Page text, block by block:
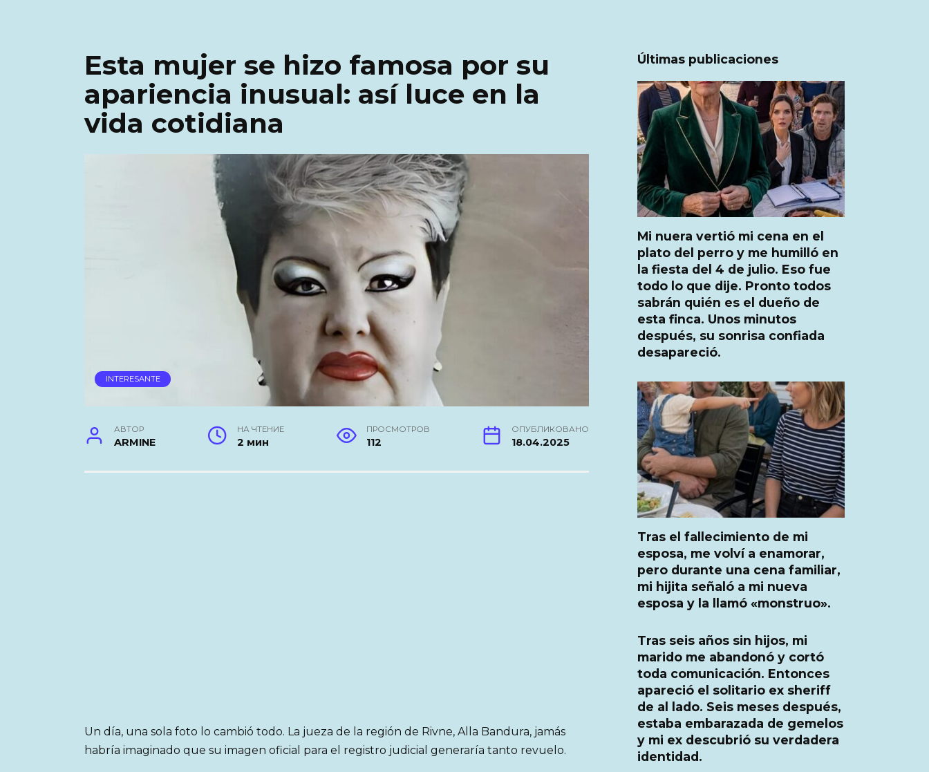
Esta mujer se hizo famosa por su
apariencia inusual: así luce en la
vida cotidiana
INTERESANTE
АВТОР
ARMINE
НА ЧТЕНИЕ
2 мин
ПРОСМОТРОВ
112
ОПУБЛИКОВАНО
18.04.2025
Un día, una sola foto lo cambió todo. La jueza de la región de Rivne, Alla Bandura, jamás
habría imaginado que su imagen oficial para el registro judicial generaría tanto revuelo.
Últimas publicaciones
Mi nuera vertió mi cena en el
plato del perro y me humilló en
la fiesta del 4 de julio. Eso fue
todo lo que dije. Pronto todos
sabrán quién es el dueño de
esta finca. Unos minutos
después, su sonrisa confiada
desapareció.
Tras el fallecimiento de mi
esposa, me volví a enamorar,
pero durante una cena familiar,
mi hijita señaló a mi nueva
esposa y la llamó «monstruo».
Tras seis años sin hijos, mi
marido me abandonó y cortó
toda comunicación. Entonces
apareció el solitario ex sheriff
de al lado. Seis meses después,
estaba embarazada de gemelos
y mi ex descubrió su verdadera
identidad.